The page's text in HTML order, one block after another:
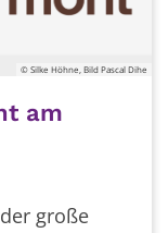
© Silke Höhne, Bild Pascal Dihe
am
große